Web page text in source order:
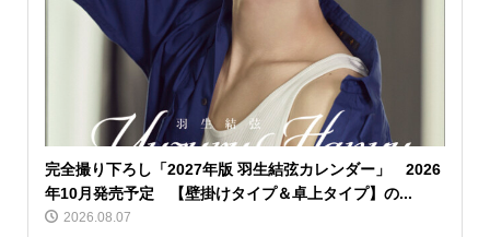
完全撮り下ろし「2027年版 羽生結弦カレンダー」 2026
年10月発売予定 【壁掛けタイプ＆卓上タイプ】の...
2026.08.07